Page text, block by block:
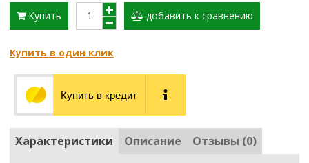
Купить добавить к сравнению
Купить в один клик
Купить в кредит
Характеристики Описание Отзывы (0)